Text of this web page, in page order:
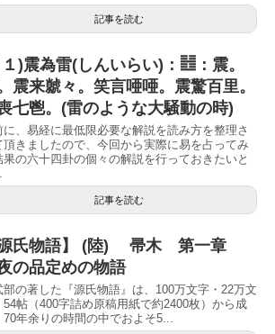
記事を読む
)震為雷(しんいらい)：䷲：震。
震来虩々。笑言唖唖。震驚百里。
七鬯。(雷のような大騒動の時)
に、易経に最低限必要な解説を読み方を整理さ
頂きましたので、今回から実際に易を占ってみ
果の六十四卦の個々の解説を行っておきたいと
記事を読む
源氏物語】 (陸) 帚木 第一章
の品定めの物語
部の著した『源氏物語』は、100万文字・22万文
54帖（400字詰め原稿用紙で約2400枚）から成
70年余りの時間の中でおよそ5...